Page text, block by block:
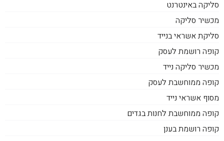
סליקה באינטרנט
מכשיר סליקה
סליקת אשראי בנייד
קופה רושמת לעסק
מכשיר סליקה נייד
קופה ממוחשבת לעסק
מסוף אשראי נייד
קופה ממוחשבת לחנות בגדים
קופה רושמת בענן